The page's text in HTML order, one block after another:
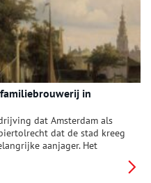
in
dat Amsterdam als
dat de stad kreeg
aanjager. Het